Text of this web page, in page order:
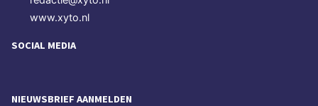
www.xyto.nl
SOCIAL MEDIA
NIEUWSBRIEF AANMELDEN